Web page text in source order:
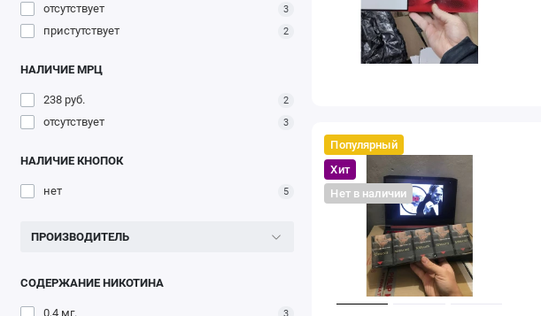
отсутствует 3
пристутствует 2
НАЛИЧИЕ МРЦ
238 руб. 2
отсутствует 3
НАЛИЧИЕ КНОПОК
нет 5
ПРОИЗВОДИТЕЛЬ
СОДЕРЖАНИЕ НИКОТИНА
0,4 мг.
Популярный
Хит
Нет в наличии